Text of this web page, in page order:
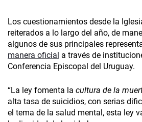
Los cuestionamientos desde la
reiterados a lo largo del año, de
algunos de sus principales
manera oficial a través de
Conferencia Episcopal del Uruguay.
“La ley fomenta la cultura de la
alta tasa de suicidios, con serias
el tema de la salud mental, esta ley